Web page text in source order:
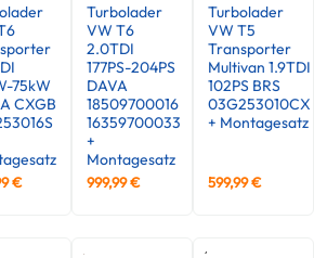
75kW
CXGB
€
Turbolader
VW T6
2.0TDI
177PS-204PS
DAVA
18509700016
16359700033
+
Montagesatz
999,99€
Turbolader
VW T5
Transporter
Multivan 1.9TDI
102PS BRS
03G253010CX
+ Montagesatz
599,99€